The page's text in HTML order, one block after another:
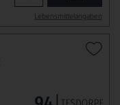
Lebensmittel­angaben